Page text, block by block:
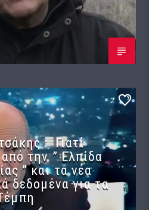
2
: Γιατί
την ” Ελπίδα
” και τα νέα
δεδομένα για τα